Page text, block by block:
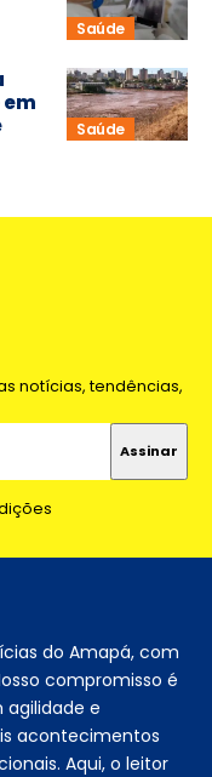
Saúde
Saúde
em
notícias, tendências,
do Amapá, com
compromisso é
e
acontecimentos
Aqui, o leitor